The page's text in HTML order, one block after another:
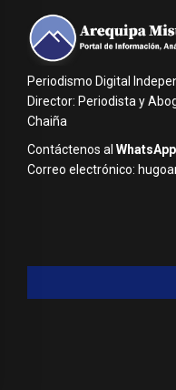
Periodismo Digital
Director: Periodista y
Chaiña
Contáctenos al
Correo electrónico: